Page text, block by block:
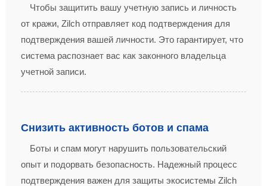
Чтобы защитить вашу учетную запись и личность
от кражи, Zilch отправляет код подтверждения для
подтверждения вашей личности. Это гарантирует, что
система распознает вас как законного владельца
учетной записи.
Снизить активность ботов и спама
Боты и спам могут нарушить пользовательский
опыт и подорвать безопасность. Надежный процесс
подтверждения важен для защиты экосистемы Zilch